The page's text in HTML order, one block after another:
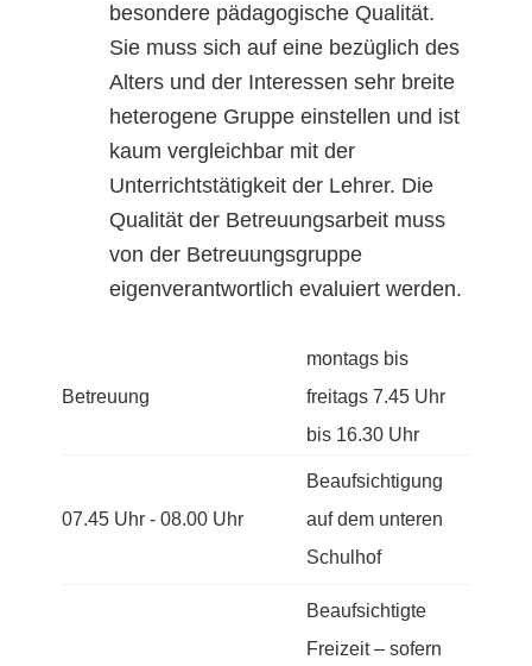
besondere pädagogische Qualität.
Sie muss sich auf eine bezüglich des
Alters und der Interessen sehr breite
heterogene Gruppe einstellen und ist
kaum vergleichbar mit der
Unterrichtstätigkeit der Lehrer. Die
Qualität der Betreuungsarbeit muss
von der Betreuungsgruppe
eigenverantwortlich evaluiert werden.
Betreuung
montags bis
freitags 7.45 Uhr
bis 16.30 Uhr
07.45 Uhr - 08.00 Uhr
Beaufsichtigung
auf dem unteren
Schulhof
Beaufsichtigte
Freizeit – sofern